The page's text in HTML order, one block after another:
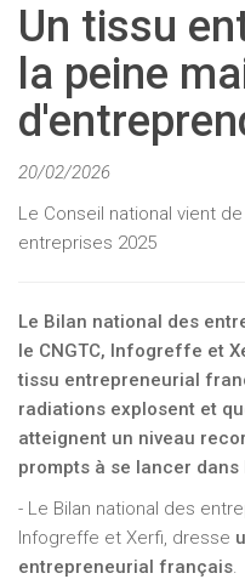
Un tissu
la peine
20/02/2026
Le Conseil national vient
entreprises 2025
Le Bilan national des
le CNGTC, Infogreffe et
tissu entrepreneurial
radiations explosent et
atteignent un niveau
prompts à se lancer
- Le Bilan national des
Infogreffe et Xerfi, dresse
entrepreneurial français.